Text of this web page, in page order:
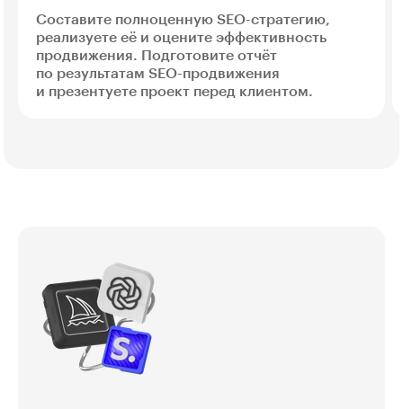
Составите полноценную SEO-стратегию,
реализуете её и оцените эффективность
продвижения. Подготовите отчёт
по результатам SEO-продвижения
и презентуете проект перед клиентом.